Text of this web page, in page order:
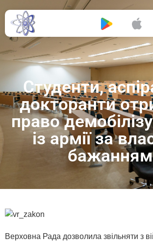
Студенти,
докторанти
право
із армії за
бажанням
Верховна Рада дозволила звільняти з